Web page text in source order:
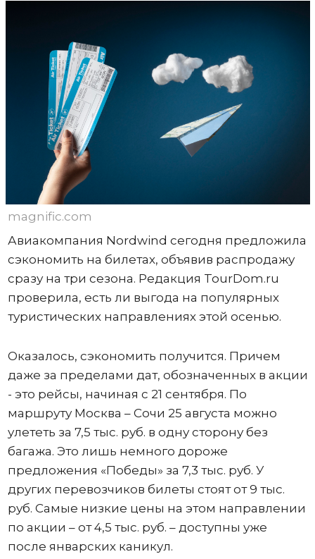
magnific.com
Авиакомпания Nordwind сегодня предложила
сэкономить на билетах, объявив распродажу
сразу на три сезона. Редакция TourDom.ru
проверила, есть ли выгода на популярных
туристических направлениях этой осенью.
Оказалось, сэкономить получится. Причем
даже за пределами дат, обозначенных в акции
- это рейсы, начиная с 21 сентября. По
маршруту Москва – Сочи 25 августа можно
улететь за 7,5 тыс. руб. в одну сторону без
багажа. Это лишь немного дороже
предложения «Победы» за 7,3 тыс. руб. У
других перевозчиков билеты стоят от 9 тыс.
руб. Самые низкие цены на этом направлении
по акции – от 4,5 тыс. руб. – доступны уже
после январских каникул.